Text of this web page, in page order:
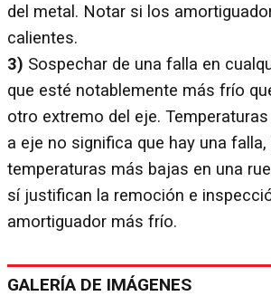
del metal. Notar si los
calientes.
3) Sospechar de una falla en
que esté notablemente más frío
otro extremo del eje.
a eje no significa que hay una falla,
temperaturas más bajas en una
sí justifican la remoción e
amortiguador más frío.
GALERÍA DE IMÁGENES